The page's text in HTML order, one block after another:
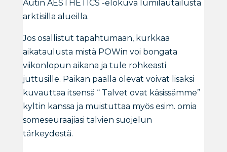
Autin AESTHETICS -elokuva lumilautailusta
arktisilla alueilla.
Jos osallistut tapahtumaan, kurkkaa
aikataulusta mistä POWin voi bongata
viikonlopun aikana ja tule rohkeasti
juttusille. Paikan päällä olevat voivat lisäksi
kuvauttaa itsensä “ Talvet ovat käsissämme”
kyltin kanssa ja muistuttaa myös esim. omia
someseuraajiasi talvien suojelun
tärkeydestä.